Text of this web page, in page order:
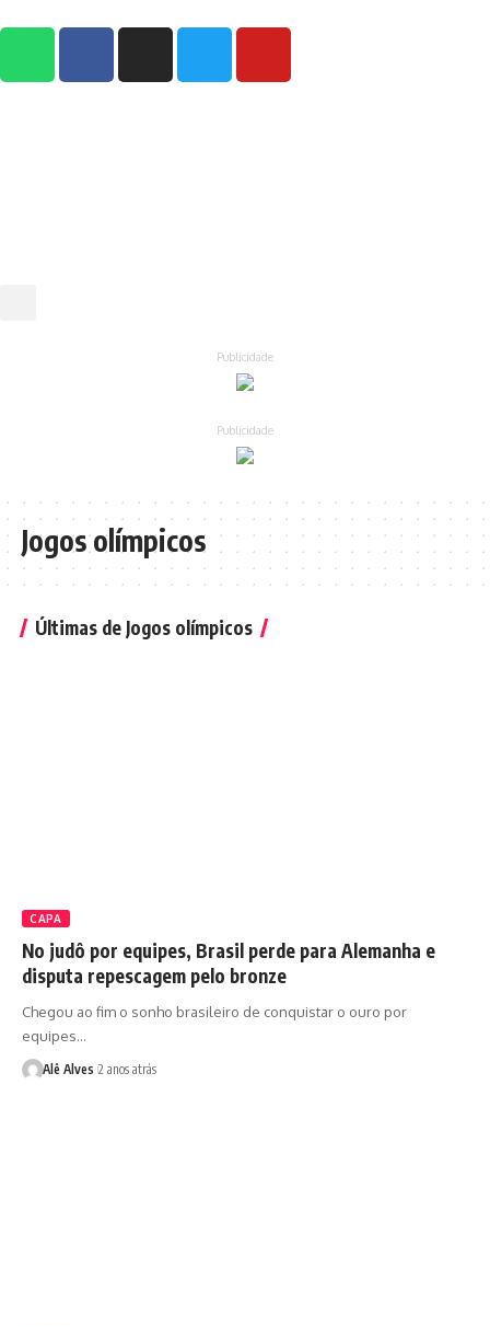
Publicidade
Publicidade
Jogos olímpicos
Últimas de Jogos olímpicos
CAPA
No judô por equipes, Brasil perde para Alemanha e
disputa repescagem pelo bronze
Chegou ao fim o sonho brasileiro de conquistar o ouro por
equipes…
Alê Alves 2 anos atrás